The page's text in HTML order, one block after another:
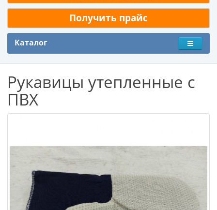
Получить прайс
Каталог
Рукавицы утепленные с
ПВХ